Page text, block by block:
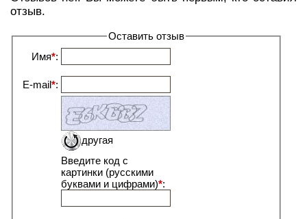
отзыв.
Оставить отзыв
Имя*:
E-mail*:
другая
Введите код с
картинки (русскими
буквами и цифрами)*: